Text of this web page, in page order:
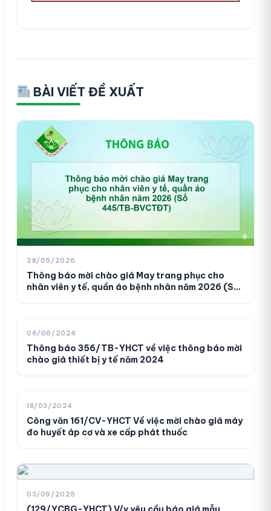
BÀI VIẾT ĐỀ XUẤT
28/05/2026
Thông báo mời chào giá May trang phục cho
nhân viên y tế, quần áo bệnh nhân năm 2026 (Số
06/06/2024
Thông báo 356/TB-YHCT về việc thông báo mời
chào giá thiết bị y tế năm 2024
18/03/2024
Công văn 161/CV-YHCT Về việc mời chào giá máy
đo huyết áp cơ và xe cấp phát thuốc
03/09/2025
01
Danh sách người thực hành khám,
chữa bệnh (210/DS-BVCTĐT)
02
Danh sách người thực hành khám
bệnh, chữa bệnh (138/DS-BVCTĐT)
Danh sách người thực hành khám